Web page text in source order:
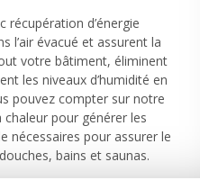
récupération d’énergie
l’air évacué et assurent la
votre bâtiment, éliminent
les niveaux d’humidité en
pouvez compter sur notre
pour générer les
nécessaires pour assurer le
bains et saunas.